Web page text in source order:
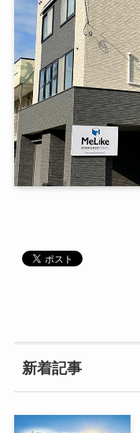
新着記事